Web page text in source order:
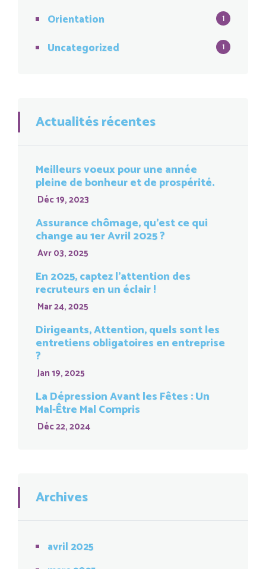
Orientation 1
Uncategorized 1
Actualités récentes
Meilleurs voeux pour une année
pleine de bonheur et de prospérité.
Déc 19, 2023
Assurance chômage, qu’est ce qui
change au 1er Avril 2025 ?
Avr 03, 2025
En 2025, captez l’attention des
recruteurs en un éclair !
Mar 24, 2025
Dirigeants, Attention, quels sont les
entretiens obligatoires en entreprise
?
Jan 19, 2025
La Dépression Avant les Fêtes : Un
Mal-Être Mal Compris
Déc 22, 2024
Archives
avril 2025